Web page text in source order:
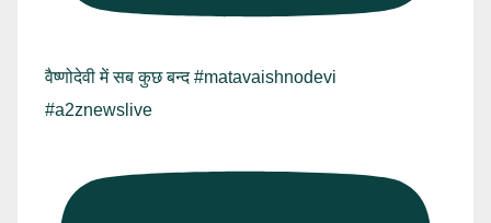
वैष्णोदेवी में सब कुछ बन्द #matavaishnodevi
#a2znewslive